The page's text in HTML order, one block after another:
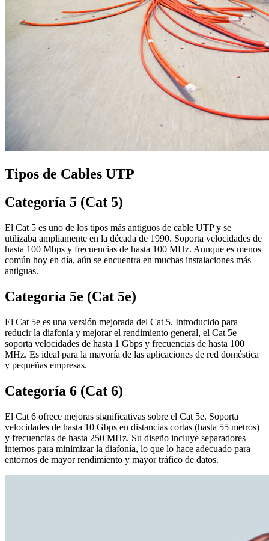
Tipos de Cables UTP
Categoría 5 (Cat 5)
El Cat 5 es uno de los tipos más antiguos de cable UTP y se
utilizaba ampliamente en la década de 1990. Soporta velocidades de
hasta 100 Mbps y frecuencias de hasta 100 MHz. Aunque es menos
común hoy en día, aún se encuentra en muchas instalaciones más
antiguas.
Categoría 5e (Cat 5e)
El Cat 5e es una versión mejorada del Cat 5. Introducido para
reducir la diafonía y mejorar el rendimiento general, el Cat 5e
soporta velocidades de hasta 1 Gbps y frecuencias de hasta 100
MHz. Es ideal para la mayoría de las aplicaciones de red doméstica
y pequeñas empresas.
Categoría 6 (Cat 6)
El Cat 6 ofrece mejoras significativas sobre el Cat 5e. Soporta
velocidades de hasta 10 Gbps en distancias cortas (hasta 55 metros)
y frecuencias de hasta 250 MHz. Su diseño incluye separadores
internos para minimizar la diafonía, lo que lo hace adecuado para
entornos de mayor rendimiento y mayor tráfico de datos.